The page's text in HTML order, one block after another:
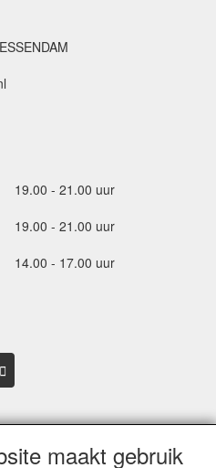
19.00 - 21.00 uur
19.00 - 21.00 uur
14.00 - 17.00 uur
maakt gebruik